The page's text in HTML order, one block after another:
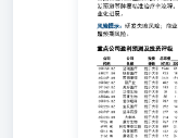
历时4个月，
跨越。美国
治性膀胱切
可能复发并
项挑战。
ctDNA（